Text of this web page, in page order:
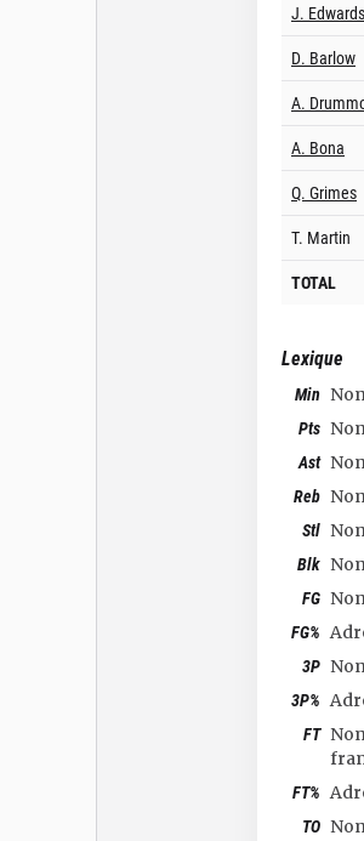
J. Edwards
D. Barlow
A.
A. Bona
Q. Grimes
T. Martin
TOTAL
Lexique
Min
Pts
Ast
Reb
Stl
Blk
FG
FG%
3P
3P%
FT
FT%
TO